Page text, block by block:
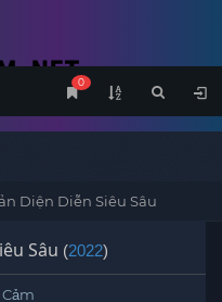
0
Diện Diễn Siêu Sâu
Sâu (2022)